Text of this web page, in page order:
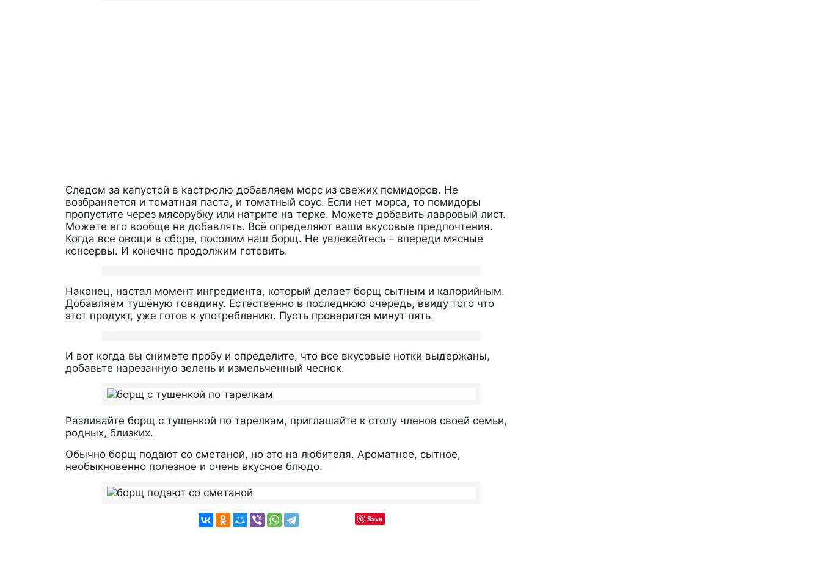
Следом за капустой в кастрюлю добавляем морс из свежих помидоров. Не
возбраняется и томатная паста, и томатный соус. Если нет морса, то помидоры
пропустите через мясорубку или натрите на терке. Можете добавить лавровый лист.
Можете его вообще не добавлять. Всё определяют ваши вкусовые предпочтения.
Когда все овощи в сборе, посолим наш борщ. Не увлекайтесь – впереди мясные
консервы. И конечно продолжим готовить.
Наконец, настал момент ингредиента, который делает борщ сытным и калорийным.
Добавляем тушёную говядину. Естественно в последнюю очередь, ввиду того что
этот продукт, уже готов к употреблению. Пусть проварится минут пять.
И вот когда вы снимете пробу и определите, что все вкусовые нотки выдержаны,
добавьте нарезанную зелень и измельченный чеснок.
Разливайте борщ с тушенкой по тарелкам, приглашайте к столу членов своей семьи,
родных, близких.
Обычно борщ подают со сметаной, но это на любителя. Ароматное, сытное,
необыкновенно полезное и очень вкусное блюдо.
Save